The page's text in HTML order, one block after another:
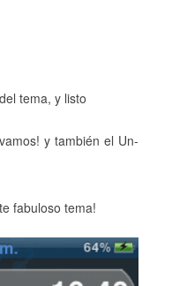
tema, y listo
y también el Un-
fabuloso tema!